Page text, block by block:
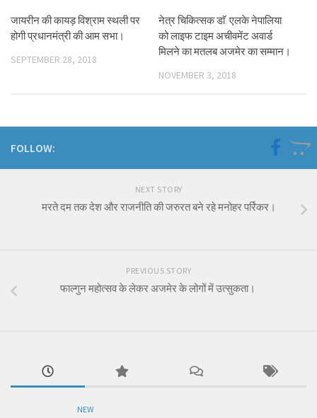
जायरीन की कायड़ विश्राम स्थली पर
होगी प्रधानमंत्री की आम सभा।
SEPTEMBER 28, 2018
नेत्र चिकित्सक डाॅ. एलके नेपालिया
को लाइफ टाइम अचीवमेंट अवार्ड
मिलने का मतलब अजमेर का सम्मान।
NOVEMBER 3, 2018
FOLLOW:
NEXT STORY
मरते दम तक देश और राजनीति की जरुरत बने रहे मनोहर पर्रिकर।
PREVIOUS STORY
फाल्गुन महोत्सव के लेकर अजमेर के लोगों में उत्सुकता।
NEW